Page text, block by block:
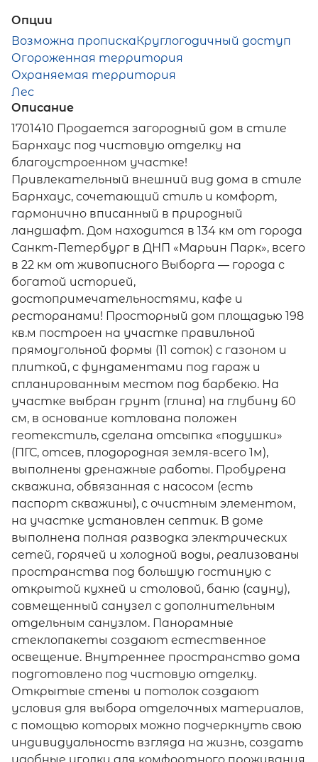
Опции
Возможна пропискаКруглогодичный доступ
Огороженная территория
Охраняемая территория
Лес
Описание
1701410 Продается загородный дом в стиле
Барнхаус под чистовую отделку на
благоустроенном участке!
Привлекательный внешний вид дома в стиле
Барнхаус, сочетающий стиль и комфорт,
гармонично вписанный в природный
ландшафт. Дом находится в 134 км от города
Санкт-Петербург в ДНП «Марьин Парк», всего
в 22 км от живописного Выборга — города с
богатой историей,
достопримечательностями, кафе и
ресторанами! Просторный дом площадью 198
кв.м построен на участке правильной
прямоугольной формы (11 соток) с газоном и
плиткой, с фундаментами под гараж и
спланированным местом под барбекю. На
участке выбран грунт (глина) на глубину 60
см, в основание котлована положен
геотекстиль, сделана отсыпка «подушки»
(ПГС, отсев, плодородная земля-всего 1м),
выполнены дренажные работы. Пробурена
скважина, обвязанная с насосом (есть
паспорт скважины), с очистным элементом,
на участке установлен септик. В доме
выполнена полная разводка электрических
сетей, горячей и холодной воды, реализованы
пространства под большую гостиную с
открытой кухней и столовой, баню (сауну),
совмещенный санузел с дополнительным
отдельным санузлом. Панорамные
стеклопакеты создают естественное
освещение. Внутреннее пространство дома
подготовлено под чистовую отделку.
Открытые стены и потолок создают
условия для выбора отделочных материалов,
с помощью которых можно подчеркнуть свою
индивидуальность взгляда на жизнь, создать